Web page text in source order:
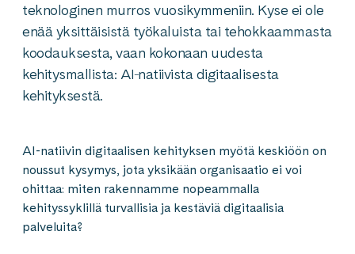
teknologinen murros vuosikymmeniin. Kyse ei ole
enää yksittäisistä työkaluista tai tehokkaammasta
koodauksesta, vaan kokonaan uudesta
kehitysmallista: AI‑natiivista digitaalisesta
kehityksestä.
AI-natiivin digitaalisen kehityksen myötä keskiöön on
noussut kysymys, jota yksikään organisaatio ei voi
ohittaa: miten rakennamme nopeammalla
kehityssyklillä turvallisia ja kestäviä digitaalisia
palveluita?